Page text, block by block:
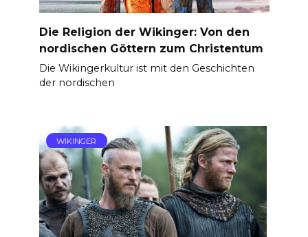
Die Religion der Wikinger: Von den
nordischen Göttern zum Christentum
Die Wikingerkultur ist mit den Geschichten
der nordischen
WIKINGER